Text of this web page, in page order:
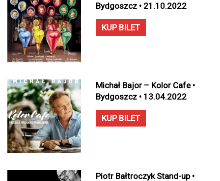
Bydgoszcz • 21.10.2022
KUP BILET
Michał Bajor – Kolor Cafe •
Bydgoszcz • 13.04.2022
KUP BILET
Piotr Bałtroczyk Stand-up •